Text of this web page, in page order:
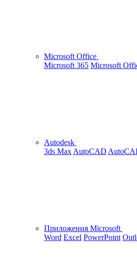
Microsoft Office
Microsoft 365 Microsoft
Autodesk
3ds Max AutoCAD
Приложения Microsoft
Word Excel PowerPoint